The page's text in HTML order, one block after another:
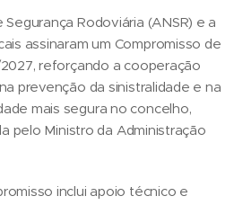
Rodoviária (ANSR) e a
assinaram um Compromisso de
reforçando a cooperação
prevenção da sinistralidade e na
mais segura no concelho,
pelo Ministro da Administração
inclui apoio técnico e